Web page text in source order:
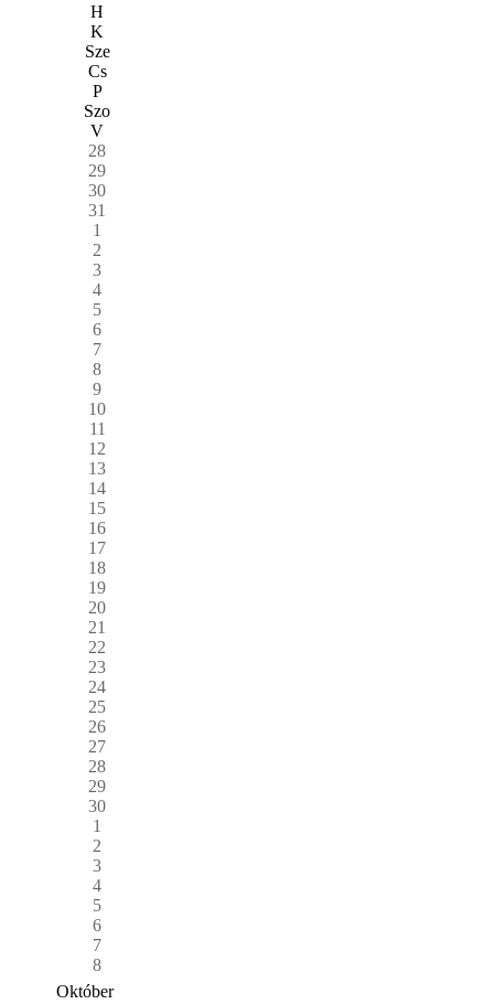
H
K
Sze
Cs
P
Szo
V
28
29
30
31
1
2
3
4
5
6
7
8
9
10
11
12
13
14
15
16
17
18
19
20
21
22
23
24
25
26
27
28
29
30
1
2
3
4
5
6
7
8
Október